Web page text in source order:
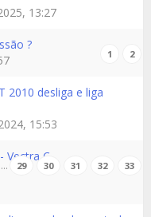
13:27
?
1 2
2010 desliga e liga
15:53
Vectra C
… 29 30 31 32 33